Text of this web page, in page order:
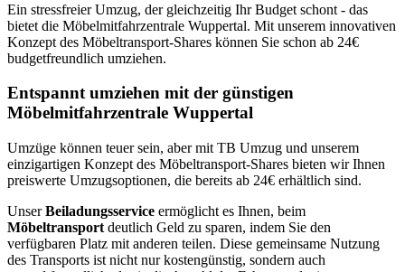
Ein stressfreier Umzug, der gleichzeitig Ihr Budget schont - das
bietet die Möbelmitfahrzentrale Wuppertal. Mit unserem innovativen
Konzept des Möbeltransport-Shares können Sie schon ab 24€
budgetfreundlich umziehen.
Entspannt umziehen mit der günstigen
Möbelmitfahrzentrale Wuppertal
Umzüge können teuer sein, aber mit TB Umzug und unserem
einzigartigen Konzept des Möbeltransport-Shares bieten wir Ihnen
preiswerte Umzugsoptionen, die bereits ab 24€ erhältlich sind.
UnserBeiladungsservice ermöglicht es Ihnen, beim
Möbeltransport deutlich Geld zu sparen, indem Sie den
verfügbaren Platz mit anderen teilen. Diese gemeinsame Nutzung
des Transports ist nicht nur kostengünstig, sondern auch